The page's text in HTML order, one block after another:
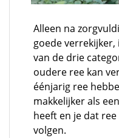
Alleen na
goede verrekijker,
van de drie
oudere ree kan
éénjarig ree
makkelijker als
heeft en je dat
volgen.